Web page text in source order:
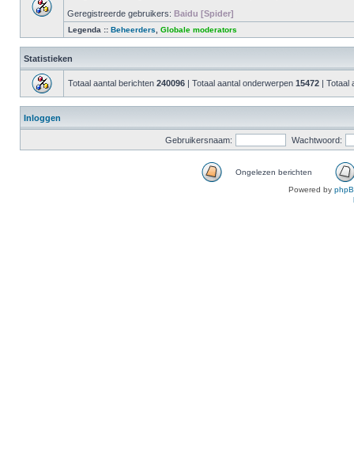
Geregistreerde gebruikers: Baidu [Spider]
Legenda :: Beheerders Globale moderators
Statistieken
Totaal aantal berichten 240096 | Totaal aantal onderwerpen 15472 | Totaal
Inloggen
Gebruikersnaam: Wachtwoord:
Ongelezen berichten
Powered by